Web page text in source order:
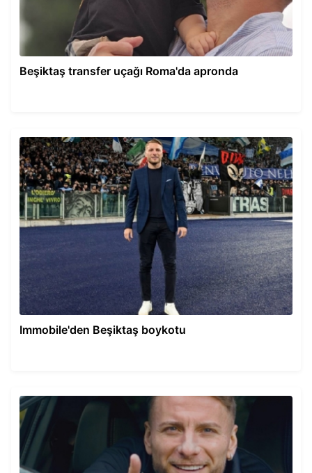
Beşiktaş transfer uçağı Roma'da apronda
Immobile'den Beşiktaş boykotu